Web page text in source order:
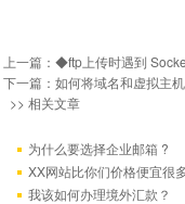
上一篇： ◆ftp上传时遇到
下一篇： 如何将域名和虚拟主
>> 相关文章
为什么要选择企业邮箱 ?
XX网站比你们价格便宜很
我该如何办理境外汇款？